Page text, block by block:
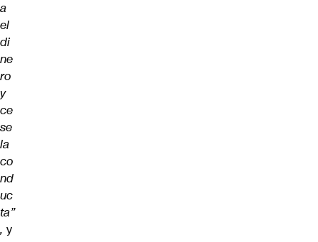
a
el
di
ne
ro
y
ce
se
la
co
nd
uc
ta”
, y